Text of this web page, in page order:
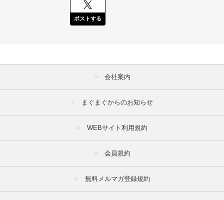
ポストする
会社案内
まぐまぐからのお知らせ
WEBサイト利用規約
会員規約
無料メルマガ登録規約